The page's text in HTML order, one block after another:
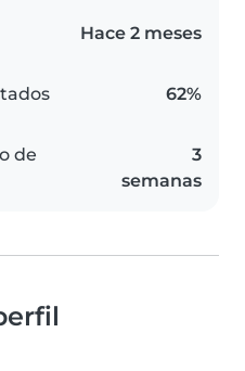
Hace 2 meses
62%
de
3
semanas